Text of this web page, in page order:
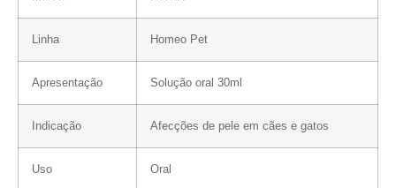
Linha Homeo Pet
Apresentação Solução oral 30ml
Indicação Afecções de pele em cães e gatos
Uso Oral